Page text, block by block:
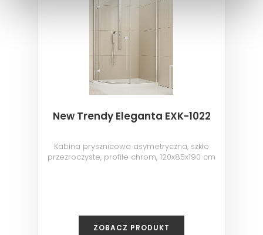
New Trendy Eleganta EXK-1022
Kabina prysznicowa asymetryczna, szkło
przezroczyste, profile chrom, 120x85x190 cm
ZOBACZ PRODUKT